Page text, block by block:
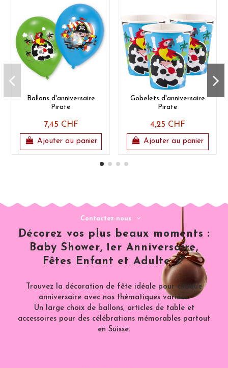
Ballons d'anniversaire
Pirate
7,45 CHF
Ajouter au panier
Gobelets d'anniversaire
Pirate
4,25 CHF
Ajouter au panier
Contactez-nous
Décorez vos plus beaux moments :
Baby Shower, 1er Anniversaire,
Fêtes Enfant et Adulte 🎈
Trouvez la décoration de fête idéale pour chaque
anniversaire avec nos thématiques variées.
Un large choix de ballons, articles de table et
accessoires pour des célébrations mémorables partout
en Suisse.